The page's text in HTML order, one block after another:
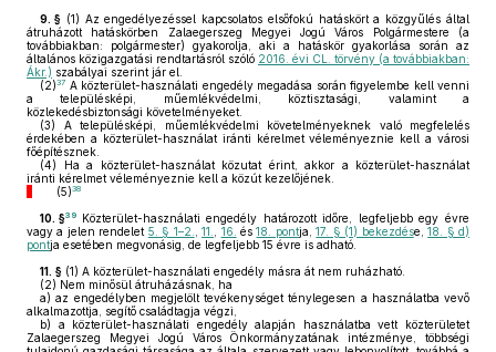
9. § (1) Az engedélyezéssel kapcsolatos elsőfokú hatáskört a közgyűlés által
átruházott hatáskörben Zalaegerszeg Megyei Jogú Város Polgármestere (a
továbbiakban: polgármester) gyakorolja, aki a hatáskör gyakorlása során az
általános közigazgatási rendtartásról szóló 2016. évi CL. törvény (a továbbiakban:
Ákr.) szabályai szerint jár el.
(2)37 A közterület-használati engedély megadása során figyelembe kell venni
a településképi, műemlékvédelmi, köztisztasági, valamint a
közlekedésbiztonsági követelményeket.
(3) A településképi, műemlékvédelmi követelményeknek való megfelelés
érdekében a közterület-használat iránti kérelmet véleményeznie kell a városi
főépítésznek.
(4) Ha a közterület-használat közutat érint, akkor a közterület-használat
iránti kérelmet véleményeznie kell a közút kezelőjének.
(5)38
10. §39
Közterület-használati engedély határozott időre, legfeljebb egy évre
vagy a jelen rendelet 5. § 1–2. ,11. 16. és18. pontja,17. § (1) bekezdése,18. § d)
pontja esetében megvonásig, de legfeljebb 15 évre is adható.
11. § (1) A közterület-használati engedély másra át nem ruházható.
(2) Nem minősül átruházásnak, ha
a) az engedélyben megjelölt tevékenységet ténylegesen a használatba vevő
alkalmazottja, segítő családtagja végzi,
b) a közterület-használati engedély alapján használatba vett közterületet
Zalaegerszeg Megyei Jogú Város Önkormányzatának intézménye, többségi